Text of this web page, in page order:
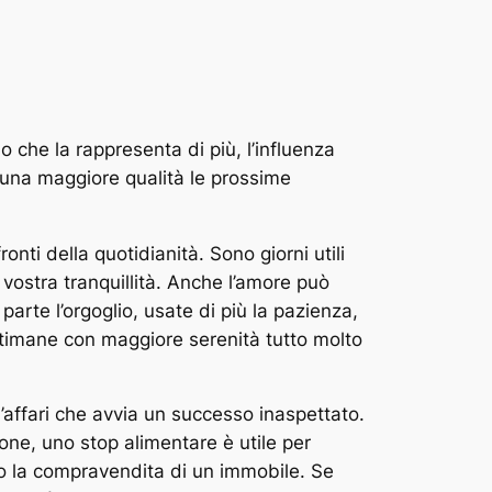
che la rappresenta di più, l’influenza
maggiore qualità le prossime
della quotidianità. Sono giorni utili
tranquillità. Anche l’amore può
l’orgoglio, usate di più la pazienza,
con maggiore serenità tutto molto
che avvia un successo inaspettato.
uno stop alimentare è utile per
compravendita di un immobile. Se